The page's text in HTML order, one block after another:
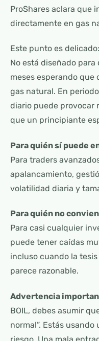
ProShares aclara que
directamente en gas
Este punto es
No está diseñado
meses esperando
gas natural. En
diario puede provocar
que un principiante
Para quién sí puede
Para traders
apalancamiento,
volatilidad diaria y
Para quién no
Para casi cualquier
puede tener caídas
incluso cuando la
parece razonable.
Advertencia
BOIL, debes asumir
normal”. Estás